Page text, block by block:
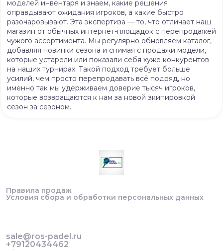
моделей инвентаря и знаем, какие решения
оправдывают ожидания игроков, а какие быстро
разочаровывают. Эта экспертиза — то, что отличает наш
магазин от обычных интернет-площадок с перепродажей
чужого ассортимента. Мы регулярно обновляем каталог,
добавляя новинки сезона и снимая с продажи модели,
которые устарели или показали себя хуже конкурентов
на наших турнирах. Такой подход требует больше
усилий, чем просто перепродавать всё подряд, но
именно так мы удерживаем доверие тысяч игроков,
которые возвращаются к нам за новой экипировкой
сезон за сезоном.
Правила продаж
Условия сбора и обработки персональных данных
sale@ros-padel.ru
+79120434462